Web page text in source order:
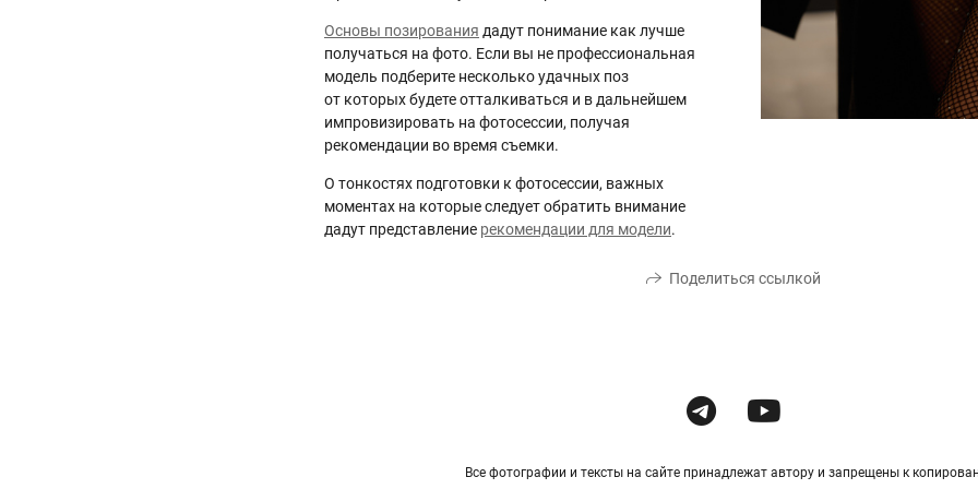
Основы позирования дадут понимание как лучше
получаться на фото. Если вы не профессиональная
модель подберите несколько удачных поз
от которых будете отталкиваться и в дальнейшем
импровизировать на фотосессии, получая
рекомендации во время съемки.
О тонкостях подготовки к фотосессии, важных
моментах на которые следует обратить внимание
дадут представление рекомендации для модели.
Поделиться ссылкой
Все фотографии и тексты на сайте принадлежат автору и запрещены к